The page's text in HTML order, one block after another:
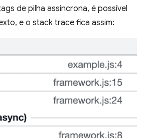
de pilha assíncrona, é possível
e o stack trace fica assim: